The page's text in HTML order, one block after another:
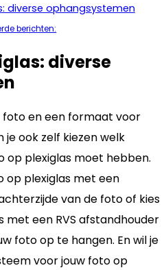
diverse ophangsystemen
berichten:
diverse
foto en een formaat voor
je ook zelf kiezen welk
op plexiglas moet hebben.
op plexiglas met een
van de foto of kies
een RVS afstandhouder
foto op te hangen. En wil je
voor jouw foto op